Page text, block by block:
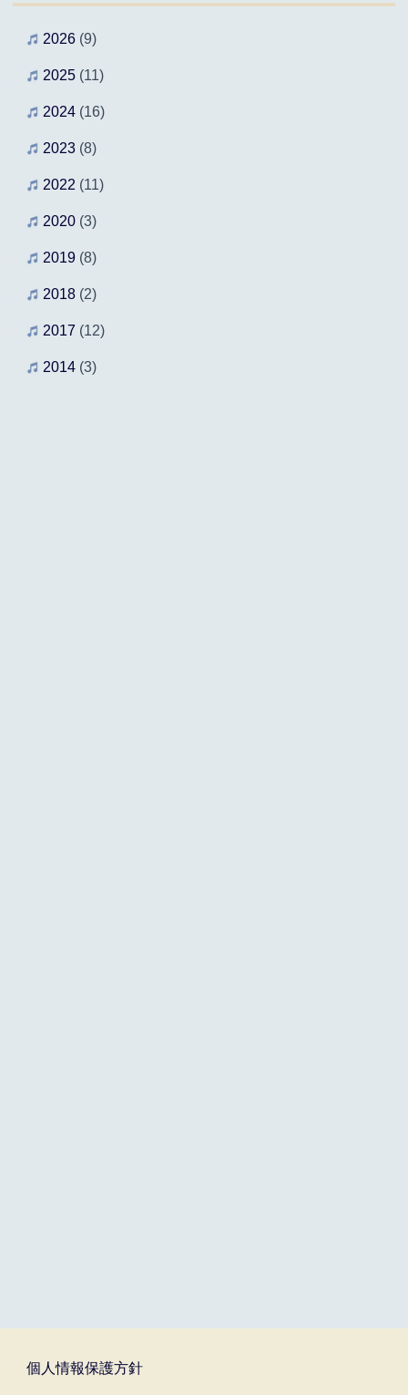
2026 (9)
2025 (11)
2024 (16)
2023 (8)
2022 (11)
2020 (3)
2019 (8)
2018 (2)
2017 (12)
2014 (3)
個人情報保護方針